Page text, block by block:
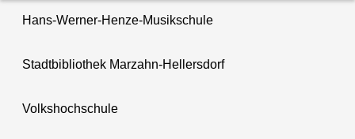
Hans-Werner-Henze-Musikschule
Stadtbibliothek Marzahn-Hellersdorf
Volkshochschule